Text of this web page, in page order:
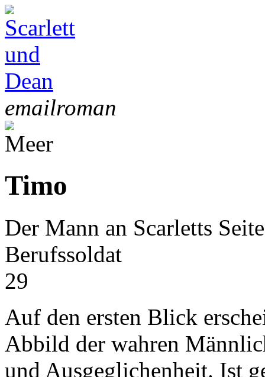
emailroman
Timo
Der Mann an Scarletts
Berufssoldat
29
Auf den ersten Blick
Abbild der wahren
und Ausgeglichenheit. Ist